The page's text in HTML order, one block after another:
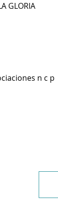
GLORIA
n c p